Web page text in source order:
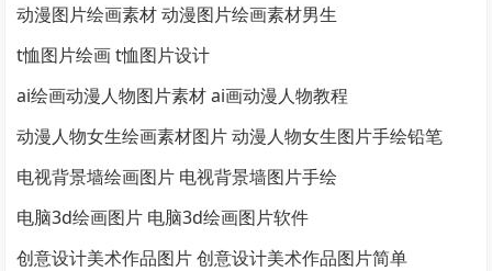
动漫图片绘画素材 动漫图片绘画素材男生
t恤图片绘画 t恤图片设计
ai绘画动漫人物图片素材 ai画动漫人物教程
动漫人物女生绘画素材图片 动漫人物女生图片手绘铅笔
电视背景墙绘画图片 电视背景墙图片手绘
电脑3d绘画图片 电脑3d绘画图片软件
创意设计美术作品图片 创意设计美术作品图片简单